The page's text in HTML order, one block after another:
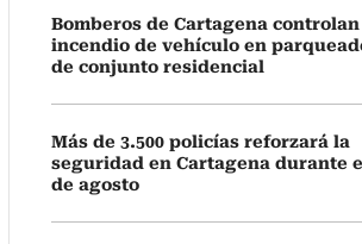
Bomberos de Cartagena controlan
incendio de vehículo en
de conjunto residencial
Más de 3.500 policías reforzará la
seguridad en Cartagena durante
de agosto